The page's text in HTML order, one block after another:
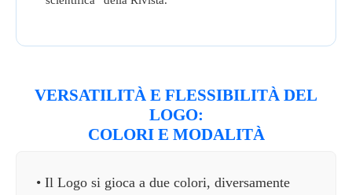
VERSATILITÀ E FLESSIBILITÀ DEL
LOGO:
COLORI E MODALITÀ
• Il Logo si gioca a due colori, diversamente